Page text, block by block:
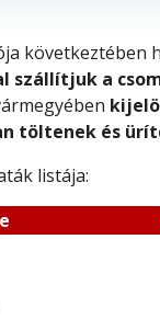
következtében
szállítjuk a
töltenek és
listája: